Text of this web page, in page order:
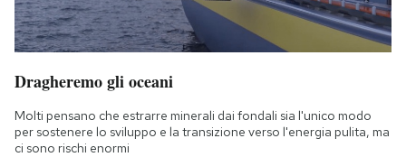
Dragheremo gli oceani
Molti pensano che estrarre minerali dai fondali sia l'unico modo
per sostenere lo sviluppo e la transizione verso l'energia pulita, ma
ci sono rischi enormi